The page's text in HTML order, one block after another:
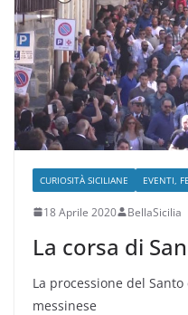
CURIOSITÀ SICILIANE EVENTI,
18 Aprile 2020 BellaSicilia
La corsa di
La processione del Santo
messinese